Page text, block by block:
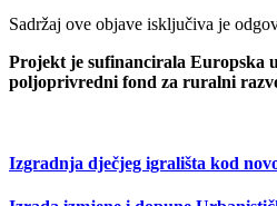
Sadržaj ove objave isključiva je
Projekt je sufinancirala Europska
poljoprivredni fond za ruralni
Izgradnja dječjeg igrališta kod